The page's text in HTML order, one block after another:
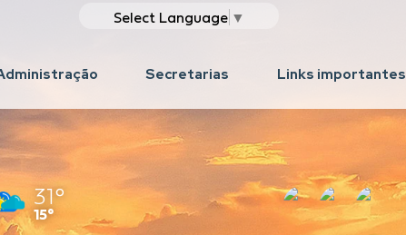
Select Language ▼
Secretarias Links importantes
31°
15°